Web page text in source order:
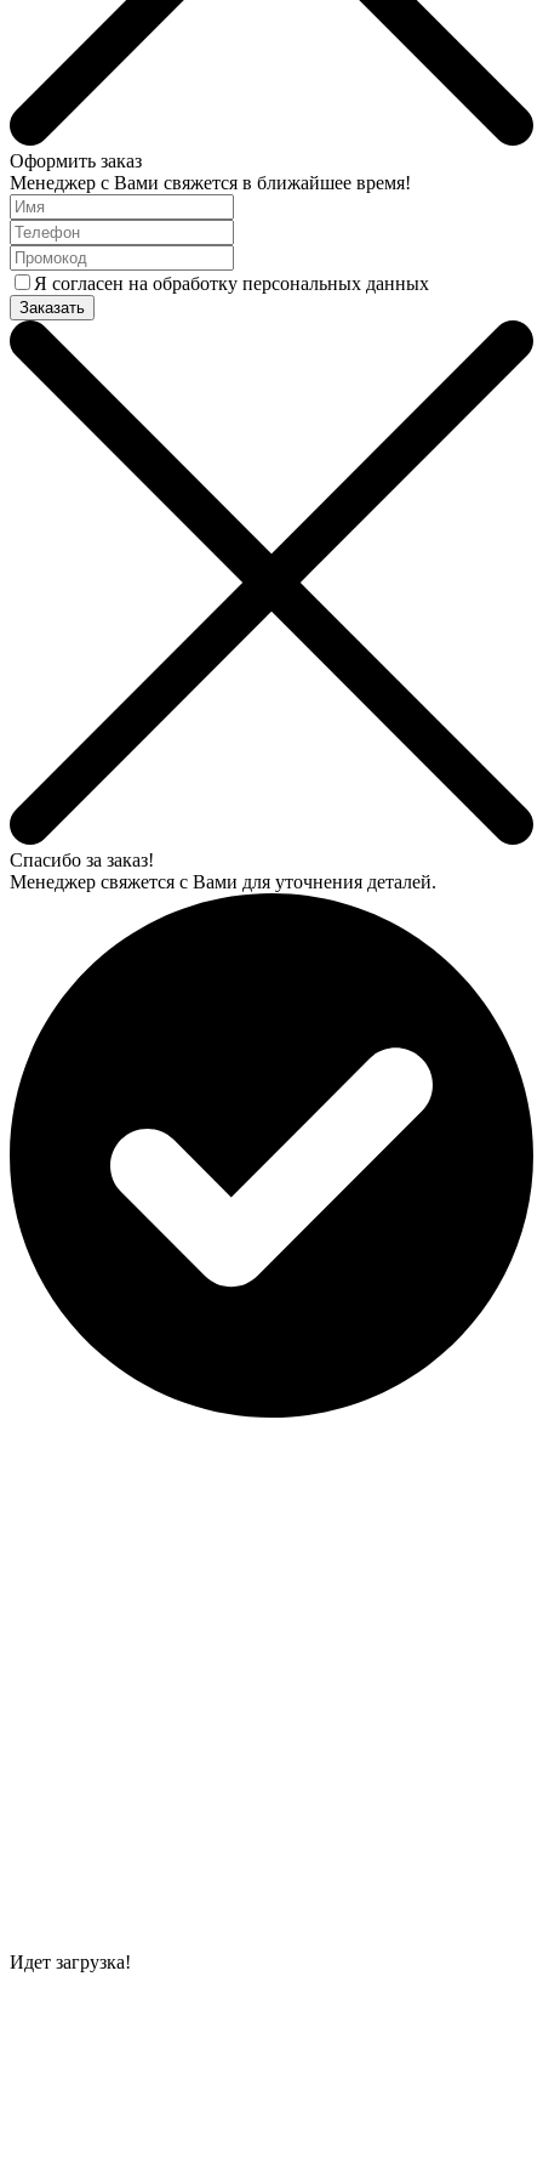
Оформить заказ
Менеджер с Вами свяжется в ближайшее время!
Я согласен на обработку персональных данных
Заказать
Спасибо за заказ!
Менеджер свяжется с Вами для уточнения деталей.
Идет загрузка!